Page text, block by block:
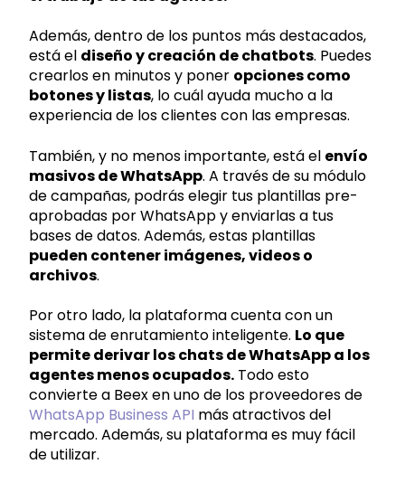
Además, dentro de los puntos más destacados,
está el diseño y creación de chatbots. Puedes
crearlos en minutos y poner opciones como
botones y listas, lo cuál ayuda mucho a la
experiencia de los clientes con las empresas.
También, y no menos importante, está el envío
masivos de WhatsApp. A través de su módulo
de campañas, podrás elegir tus plantillas pre-
aprobadas por WhatsApp y enviarlas a tus
bases de datos. Además, estas plantillas
pueden contener imágenes, videos o
archivos.
Por otro lado, la plataforma cuenta con un
sistema de enrutamiento inteligente. Lo que
permite derivar los chats de WhatsApp a los
agentes menos ocupados. Todo esto
convierte a Beex en uno de los proveedores de
WhatsApp Business API más atractivos del
mercado. Además, su plataforma es muy fácil
de utilizar.